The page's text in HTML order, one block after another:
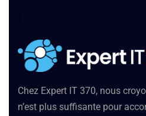
Chez Expert IT 370, nous
n’est plus suffisante pour